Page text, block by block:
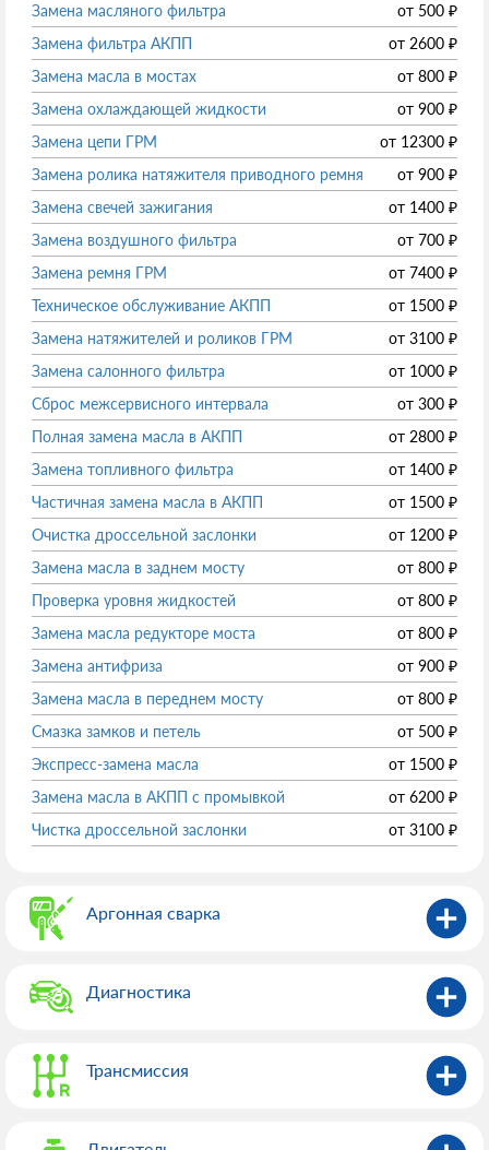
Замена масляного фильтра
от 500 ₽
Замена фильтра АКПП
от 2600 ₽
Замена масла в мостах
от 800 ₽
Замена охлаждающей жидкости
от 900 ₽
Замена цепи ГРМ
от 12300 ₽
Замена ролика натяжителя приводного ремня
от 900 ₽
Замена свечей зажигания
от 1400 ₽
Замена воздушного фильтра
от 700 ₽
Замена ремня ГРМ
от 7400 ₽
Техническое обслуживание АКПП
от 1500 ₽
Замена натяжителей и роликов ГРМ
от 3100 ₽
Замена салонного фильтра
от 1000 ₽
Сброс межсервисного интервала
от 300 ₽
Полная замена масла в АКПП
от 2800 ₽
Замена топливного фильтра
от 1400 ₽
Частичная замена масла в АКПП
от 1500 ₽
Очистка дроссельной заслонки
от 1200 ₽
Замена масла в заднем мосту
от 800 ₽
Проверка уровня жидкостей
от 800 ₽
Замена масла редукторе моста
от 800 ₽
Замена антифриза
от 900 ₽
Замена масла в переднем мосту
от 800 ₽
Смазка замков и петель
от 500 ₽
Экспресс-замена масла
от 1500 ₽
Замена масла в АКПП с промывкой
от 6200 ₽
Чистка дроссельной заслонки
от 3100 ₽
Аргонная сварка
Диагностика
Трансмиссия